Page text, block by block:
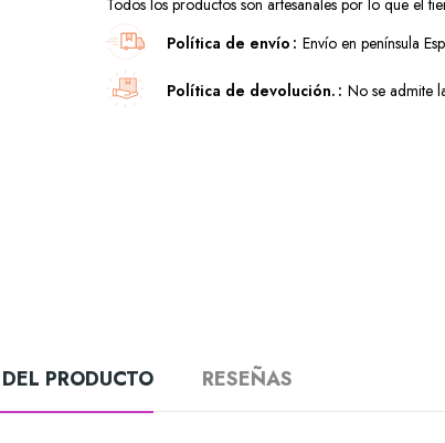
Todos los productos son artesanales por lo que el
Política de envío Envío en península
Política de devolución. No se admite
PRODUCTO RESEÑAS